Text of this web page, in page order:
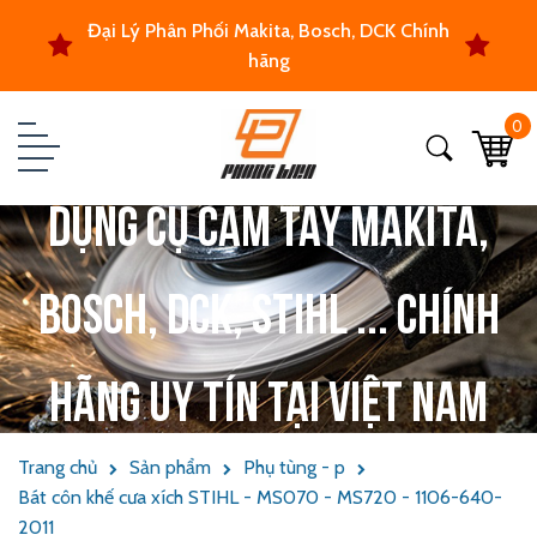
Đại Lý Phân Phối Makita, Bosch, DCK Chính
hãng
0
Dụng cụ cầm tay Makita,
Bosch, DCK, Stihl ... chính
hãng uy tín tại Việt Nam
Trang chủ Sản phẩm
Phụ tùng - p
Bát côn khế cưa xích STIHL - MS070 - MS720 - 1106-640-
2011